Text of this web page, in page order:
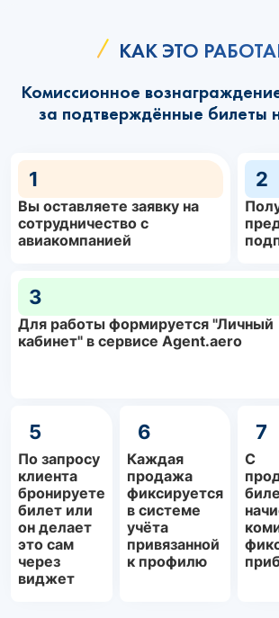
КАК ЭТО
Комиссионное
за подтверждённые билеты
1
Вы оставляете заявку на
сотрудничество с
авиакомпанией
2
3
Для работы формируется "Личный
кабинет" в сервисе Agent.aero
5
По запросу
клиента
бронируете
билет или
он делает
это сам
через
виджет
6
Каждая
продажа
фиксируется
в системе
учёта
привязанной
к профилю
7
С